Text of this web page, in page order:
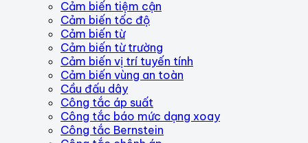
Cảm biến tiệm cận
Cảm biến tốc độ
Cảm biến từ
Cảm biến từ trường
Cảm biến vị trí tuyến tính
Cảm biến vùng an toàn
Cầu đấu dây
Công tắc áp suất
Công tắc báo mức dạng xoay
Công tắc Bernstein